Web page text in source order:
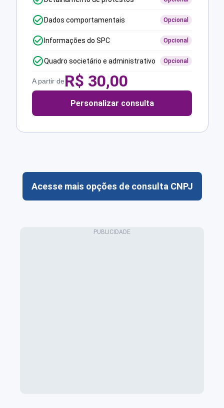
Dados comportamentais Opcional
Informações do SPC Opcional
Quadro societário e administrativo Opcional
A partir deR$ 30,00
Personalizar consulta
Acesse mais opções de consulta CNPJ